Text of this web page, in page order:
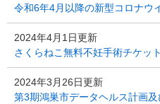
令和6年4月以降の新型コロナウ
2024年4月1日更新
さくらねこ無料不妊手術チケッ
2024年3月26日更新
第3期鴻巣市データヘルス計画